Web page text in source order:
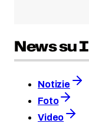
News su
Notizie
Foto
Video